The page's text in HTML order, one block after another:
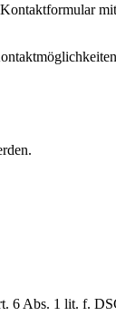
6 Abs. 1 lit. f.